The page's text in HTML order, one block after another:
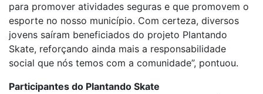
para promover atividades seguras e que promovem o
esporte no nosso município. Com certeza, diversos
jovens saíram beneficiados do projeto Plantando
Skate, reforçando ainda mais a responsabilidade
social que nós temos com a comunidade”, pontuou.
Participantes do Plantando Skate